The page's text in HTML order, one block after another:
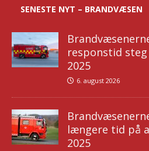
SENESTE NYT – BRANDVÆSEN
responstid
2025
6. august 2026
længere tid på
2025